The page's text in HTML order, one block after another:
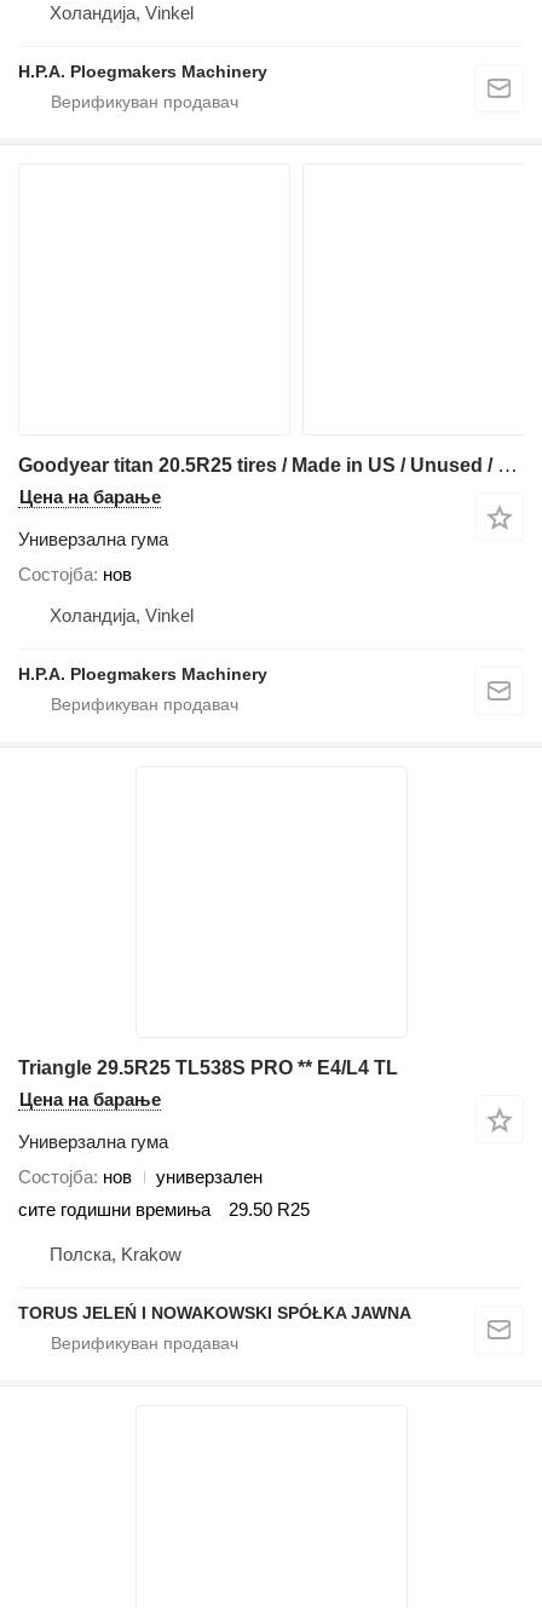
Холандија, Vinkel
H.P.A. Ploegmakers Machinery
Goodyear titan 20.5R25 tires / Made in US / Unused / 24x
Цена на барање
Универзална гума
Состојба нов
Холандија, Vinkel
H.P.A. Ploegmakers Machinery
Triangle 29.5R25 TL538S PRO ** E4/L4 TL
Цена на барање
Универзална гума
Состојба нов
универзален
сите годишни времиња
29.50 R25
Полска, Krakow
TORUS JELEŃ I NOWAKOWSKI SPÓŁKA JAWNA